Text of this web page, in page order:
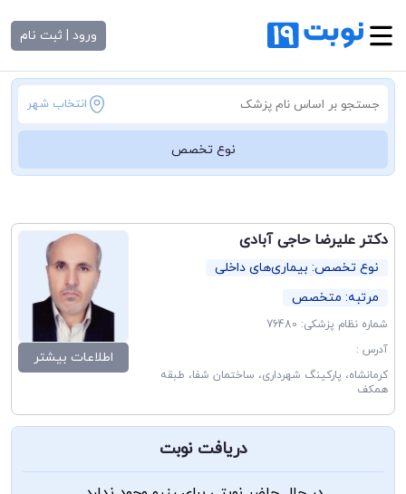
ورود | ثبت نام
انتخاب شهر
نوع تخصص
دکتر علیرضا حاجی آبادی
نوع تخصص: بیماری‌های داخلی
مرتبه: متخصص
شماره نظام پزشکی: 76480
آدرس :
کرمانشاه، پارکینگ شهرداری، ساختمان شفا، طبقه
همکف
اطلاعات بیشتر
دریافت نوبت